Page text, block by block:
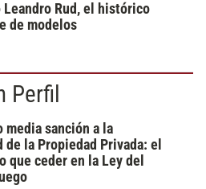
Leandro Rud, el histórico
de modelos
Perfil
media sanción a la
de la Propiedad Privada: el
que ceder en la Ley del